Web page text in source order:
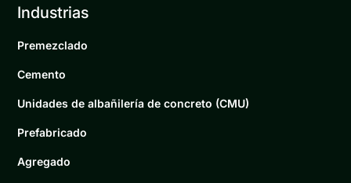
Industrias
Premezclado
Cemento
Unidades de albañilería de concreto (CMU)
Prefabricado
Agregado